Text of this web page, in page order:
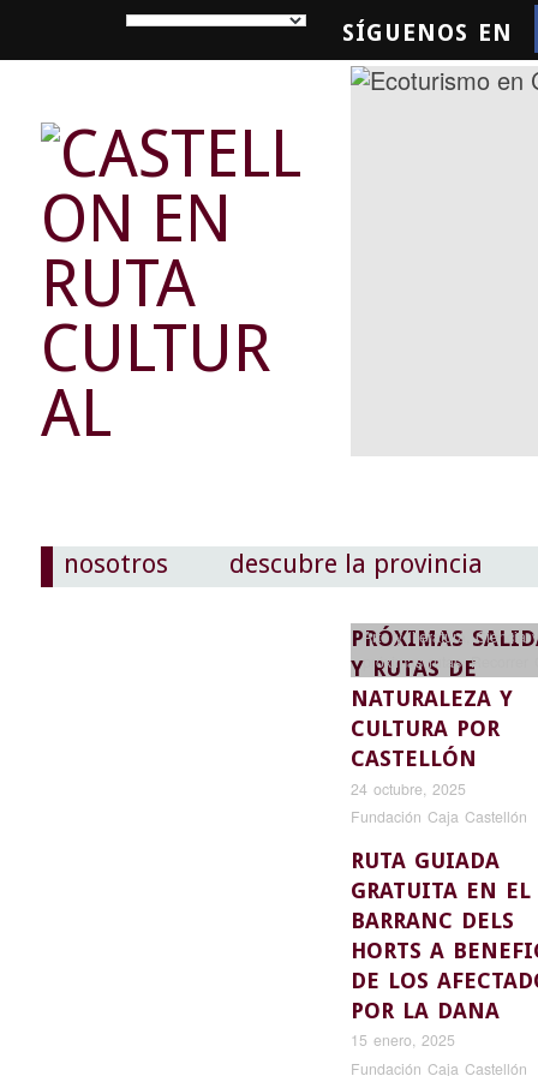
SÍGUENOS EN
nosotros descubre la provincia
PRÓXIMAS
Y RUTAS DE
NATURALEZA Y
CULTURA POR
CASTELLÓN
24 octubre, 2025
Fundación Caja Castellón
Arte y literatura ,Ciencia
próximas rutas,Recorrer
RUTA GUIADA
GRATUITA EN EL
BARRANC DELS
HORTS A
DE LOS
POR LA DANA
15 enero, 2025
Fundación Caja Castellón